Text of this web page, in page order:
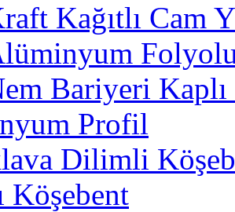
Kağıtlı Cam
Bariyeri
Profil
Dilimli
Köşebent